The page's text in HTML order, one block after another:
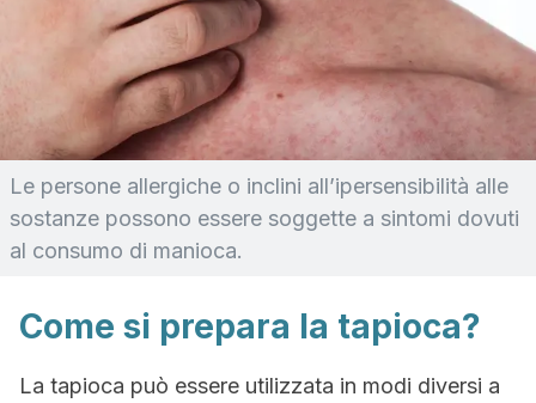
Le persone allergiche o inclini all’ipersensibilità alle
sostanze possono essere soggette a sintomi dovuti
al consumo di manioca.
Come si prepara la tapioca?
La tapioca può essere utilizzata in modi diversi a